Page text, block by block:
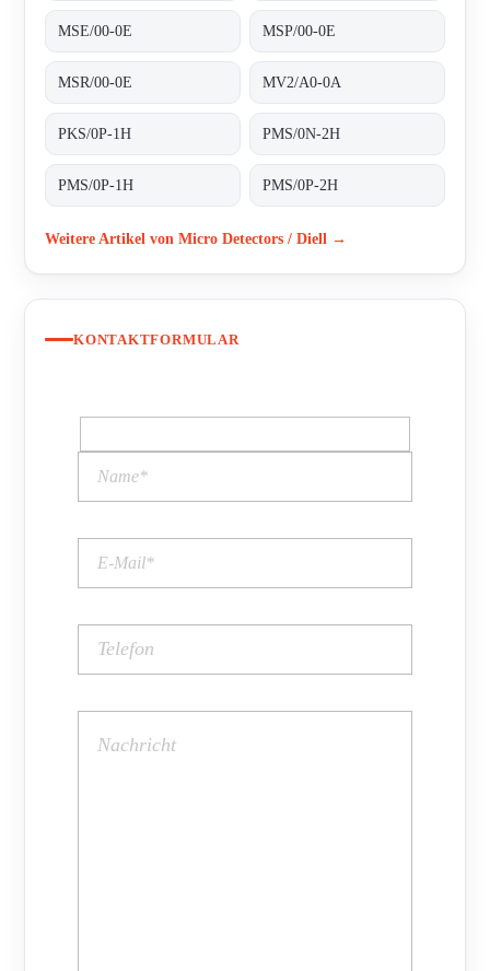
MSE/00-0E MSP/00-0E
MSR/00-0E MV2/A0-0A
PKS/0P-1H PMS/0N-2H
PMS/0P-1H PMS/0P-2H
Weitere Artikel von Micro Detectors / Diell →
KONTAKTFORMULAR